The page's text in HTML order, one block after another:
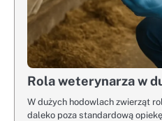
Rola weterynarza w
W dużych hodowlach zwierząt
daleko poza standardową